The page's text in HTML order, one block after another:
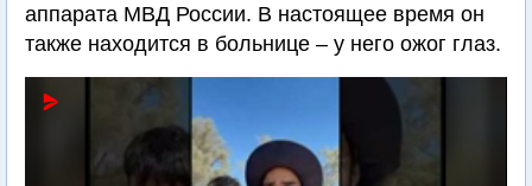
аппарата МВД России. В настоящее время он
также находится в больнице – у него ожог глаз.